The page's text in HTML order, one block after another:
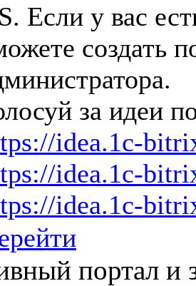
Если у вас
создать
за идеи
idea.1c-
idea.1c-
idea.1c-
портал